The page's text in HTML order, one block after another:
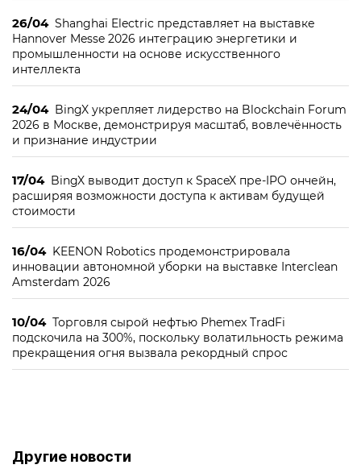
26/04 Shanghai Electric представляет на выставке
Hannover Messe 2026 интеграцию энергетики и
промышленности на основе искусственного
интеллекта
24/04 BingX укрепляет лидерство на Blockchain Forum
2026 в Москве, демонстрируя масштаб, вовлечённость
и признание индустрии
17/04 BingX выводит доступ к SpaceX пре-IPO ончейн,
расширяя возможности доступа к активам будущей
стоимости
16/04 KEENON Robotics продемонстрировала
инновации автономной уборки на выставке Interclean
Amsterdam 2026
10/04 Торговля сырой нефтью Phemex TradFi
подскочила на 300%, поскольку волатильность режима
прекращения огня вызвала рекордный спрос
Другие новости